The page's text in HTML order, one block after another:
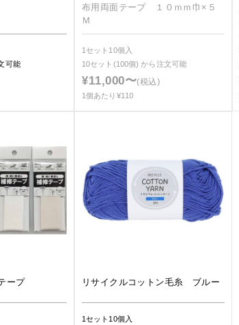
可能
布用両面テープ １０ｍｍ巾×５
Ｍ
1セット10個入
10セット(100個)から注文可能
¥11,000〜(税込)
1個あたり¥110
ープ リサイクルコットン毛糸 ブルー
1セット10個入